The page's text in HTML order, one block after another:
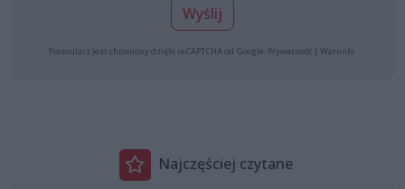
Wyślij
Formularz jest chroniony dzięki reCAPTCHA od Google: Prywatność | Warunki
Najczęściej czytane